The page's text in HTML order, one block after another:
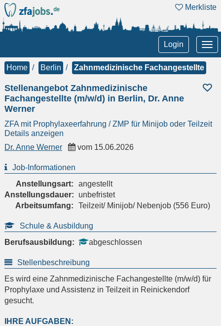
Merkliste
Login
Home Berlin Zahnmedizinische Fachangestellte
Stellenangebot Zahnmedizinische
Fachangestellte (m/w/d) in Berlin, Dr. Anne
Werner
ZFA mit Prophylaxeerfahrung / ZMP für Minijob oder Teilzeit
Details anzeigen
Dr. Anne Werner
vom 15.06.2026
Job-Informationen
Anstellungsart:
angestellt
Anstellungsdauer:
unbefristet
Arbeitsumfang:
Teilzeit/ Minijob/ Nebenjob (556 Euro)
Schule & Ausbildung
Berufsausbildung:
abgeschlossen
Stellenbeschreibung
Es wird eine Zahnmedizinische Fachangestellte (m/w/d) für
Prophylaxe und Assistenz in Teilzeit in Reinickendorf
gesucht.
IHRE AUFGABEN: